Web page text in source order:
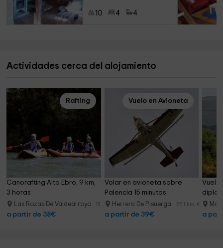
10 4 4
Actividades cerca del alojamiento
Rafting
Canorafting Alto Ebro, 9 km,
3 horas
Las Rozas De Valdearroyo 18.7 km
a partir de 38€
Vuelo en Avioneta
Volar en avioneta sobre
Palencia 15 minutos
Herrera De Pisuerga 25.1 km
a partir de 39€
Vuelo
a